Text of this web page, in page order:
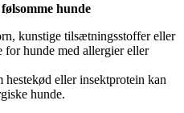
hunde
kunstige tilsætningsstoffer eller
for hunde med allergier eller
eller insektprotein kan
hunde.